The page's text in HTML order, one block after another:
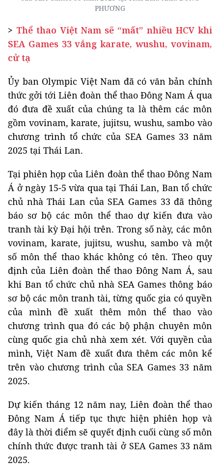
PHƯƠNG
> Thể thao Việt Nam sẽ “mất” nhiều HCV khi
SEA Games 33 vắng karate, wushu, vovinam,
cử tạ
Ủy ban Olympic Việt Nam đã có văn bản chính
thức gởi tới Liên đoàn thể thao Đông Nam Á qua
đó đưa đề xuất của chúng ta là thêm các môn
gồm vovinam, karate, jujitsu, wushu, sambo vào
chương trình tổ chức của SEA Games 33 năm
2025 tại Thái Lan.
Tại phiên họp của Liên đoàn thể thao Đông Nam
Á ở ngày 15-5 vừa qua tại Thái Lan, Ban tổ chức
chủ nhà Thái Lan của SEA Games 33 đã thông
báo sơ bộ các môn thể thao dự kiến đưa vào
tranh tài kỳ Đại hội trên. Trong số này, các môn
vovinam, karate, jujitsu, wushu, sambo và một
số môn thể thao khác không có tên. Theo quy
định của Liên đoàn thể thao Đông Nam Á, sau
khi Ban tổ chức chủ nhà SEA Games thông báo
sơ bộ các môn tranh tài, từng quốc gia có quyền
của mình đề xuất thêm môn thể thao vào
chương trình qua đó các bộ phận chuyên môn
cùng quốc gia chủ nhà xem xét. Với quyền của
mình, Việt Nam đề xuất đưa thêm các môn kể
trên vào chương trình của SEA Games 33 năm
2025.
Dự kiến tháng 12 năm nay, Liên đoàn thể thao
Đông Nam Á tiếp tục thực hiện phiên họp và
đây là thời điểm sẽ quyết định cuối cùng số môn
chính thức được tranh tài ở SEA Games 33 năm
2025.